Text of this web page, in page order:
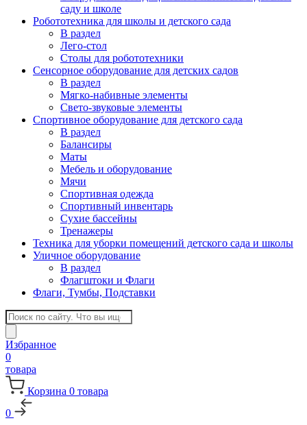
саду и школе
Робототехника для школы и детского сада
В раздел
Лего-стол
Столы для робототехники
Сенсорное оборудование для детских садов
В раздел
Мягко-набивные элементы
Свето-звуковые элементы
Спортивное оборудование для детского сада
В раздел
Балансиры
Маты
Мебель и оборудование
Мячи
Спортивная одежда
Спортивный инвентарь
Сухие бассейны
Тренажеры
Техника для уборки помещений детского сада и школы
Уличное оборудование
В раздел
Флагштоки и Флаги
Флаги, Тумбы, Подставки
Поиск
товаров
Избранное
0
товара
Корзина 0 товара
0